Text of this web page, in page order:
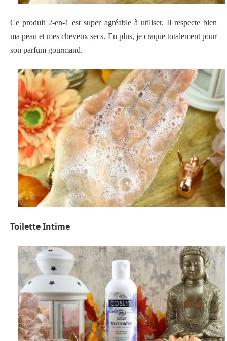
Ce produit 2-en-1 est super agréable à utiliser. Il respecte bien
ma peau et mes cheveux secs. En plus, je craque totalement pour
son parfum gourmand.
Toilette Intime